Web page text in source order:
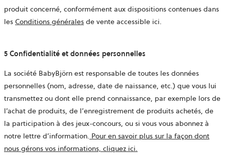
produit concerné, conformément aux dispositions contenues dans
les Conditions générales de vente accessible ici.
5 Confidentialité et données personnelles
La société BabyBjörn est responsable de toutes les données
personnelles (nom, adresse, date de naissance, etc.) que vous lui
transmettez ou dont elle prend connaissance, par exemple lors de
l’achat de produits, de l’enregistrement de produits achetés, de
la participation à des jeux-concours, ou si vous vous abonnez à
notre lettre d’information. Pour en savoir plus sur la façon dont
nous gérons vos informations, cliquez ici.